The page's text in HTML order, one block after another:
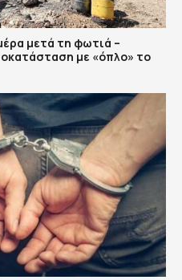
μετά τη φωτιά –
με «όπλο» το